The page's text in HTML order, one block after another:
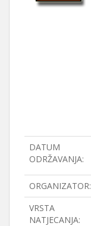
DATUM
ODRŽAVANJA:
ORGANIZATOR:
VRSTA
NATJECANJA: